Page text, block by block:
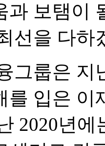
과 보탬이
선을 다하
그룹은 지
를 입은 이
2020년에